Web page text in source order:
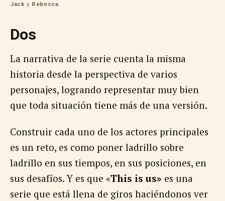
Jack y Rebecca.
Dos
La narrativa de la serie cuenta la misma
historia desde la perspectiva de varios
personajes, logrando representar muy bien
que toda situación tiene más de una versión.
Construir cada uno de los actores principales
es un reto, es como poner ladrillo sobre
ladrillo en sus tiempos, en sus posiciones, en
sus desafíos. Y es que «This is us» es una
serie que está llena de giros haciéndonos ver